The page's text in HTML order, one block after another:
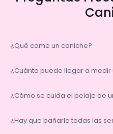
¿Qué come un caniche?
¿Cuánto puede llegar a medir
¿Cómo se cuida el pelaje de
¿Hay que bañarlo todas las